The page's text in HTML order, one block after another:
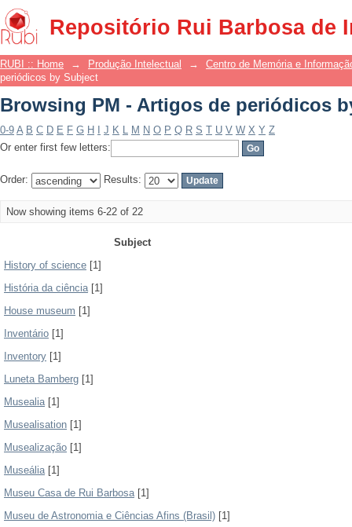
Repositório Rui Barbosa de
Browsing PM - Artigos de periódicos
RUBI :: Home → Produção Intelectual →
Centro de Memória e
periódicos by Subject
Browsing PM - Artigos de periódicos
0-9 A B C D E F G H J K L M N O P Q R S T U V W X Y Z
Or enter first few letters:
Order: Results:
Now showing items 6-22 of 22
Subject
History of science [1]
História da ciência[1]
House museum [1]
Inventário [1]
Inventory [1]
Luneta Bamberg [1]
Musealia[1]
Musealisation [1]
Musealização [1]
Museália[1]
Museu Casa de Rui Barbosa[1]
Museu de Astronomia e Ciências Afins (Brasil) [1]